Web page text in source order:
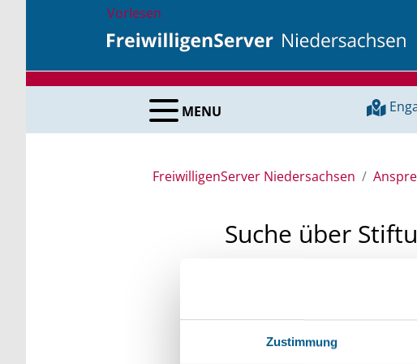
Zustimmung
Vorlesen
MENU
FreiwilligenServer Niedersachsen
Suche über
Sie suchen finanzielle
Kleinschreibung beachten.